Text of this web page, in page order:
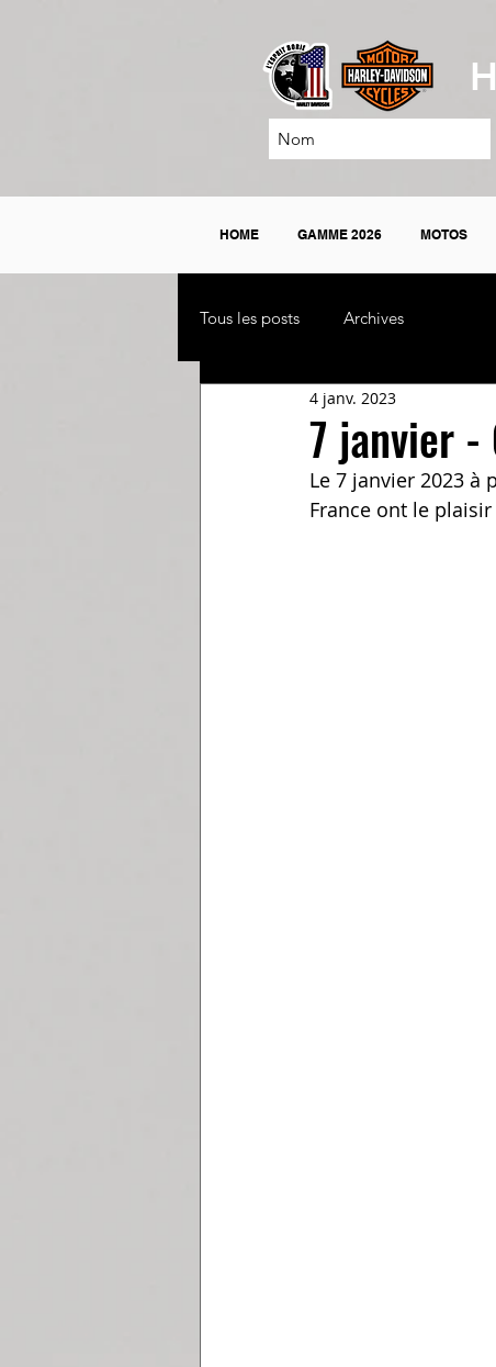
HOME GAMME 2026 MOTOS
Tous les posts Archives
7 janvier -
4 janv. 2023
Le 7 janvier 2023 à
France ont le